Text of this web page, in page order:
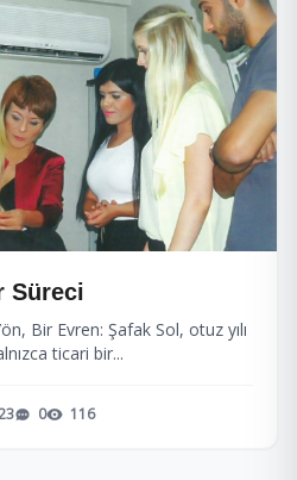
Süreci
Bir Evren: Şafak Sol, otuz yılı
ticari bir...
0 116